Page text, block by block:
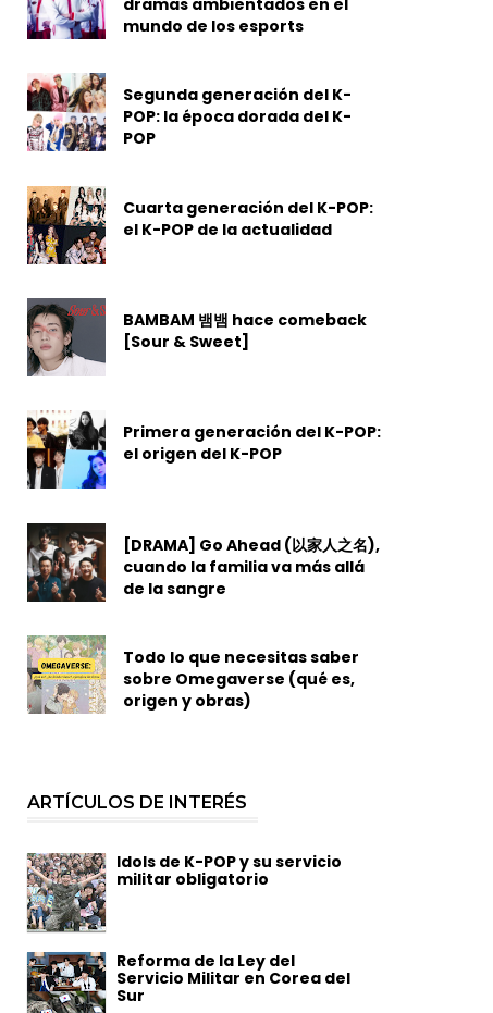
mundo de los esports
Segunda generación del K-
POP: la época dorada del K-
POP
Cuarta generación del K-POP:
el K-POP de la actualidad
BAMBAM 뱀뱀 hace comeback
[Sour & Sweet]
Primera generación del K-POP:
el origen del K-POP
[DRAMA] Go Ahead (以家人之名),
cuando la familia va más allá
de la sangre
Todo lo que necesitas saber
sobre Omegaverse (qué es,
origen y obras)
ARTÍCULOS DE INTERÉS
Idols de K-POP y su servicio
militar obligatorio
Reforma de la Ley del
Servicio Militar en Corea del
Sur